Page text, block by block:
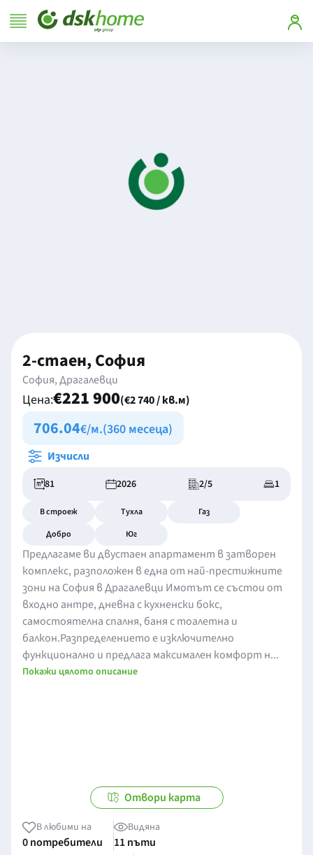
2-стаен, София
София, Драгалевци
Цена:€221 900(€2 740 / кв.м)
706.04€/м.(360 месеца)
Изчисли
81 2026 2/5 1
В строеж Тухла
Газ
Добро
Юг
Предлагаме ви двустаен апартамент в затворен
комплекс, разположен в една от най-престижните
зони на София в Драгалевци Имотът се състои от
входно антре, дневна с кухненски бокс,
самостоятелна спалня, баня с тоалетна и
балкон.Разпределението е изключително
функционално и предлага максимален комфорт н...
Покажи цялото описание
Отвори карта
В любими на
0 потребители
Видяна
11 пъти